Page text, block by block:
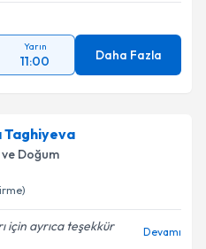
Yarın
11:00 Daha Fazla
Taghiyeva
ve Doğum
için ayrıca teşekkür
Devamı